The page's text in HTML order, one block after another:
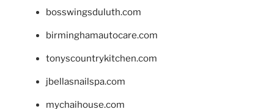
bosswingsduluth.com
birminghamautocare.com
tonyscountrykitchen.com
jbellasnailspa.com
mychaihouse.com